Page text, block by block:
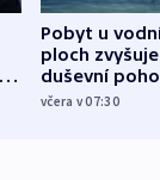
Pobyt u
ploch zvyšuje
duševní
ukázala
včera v 07:30